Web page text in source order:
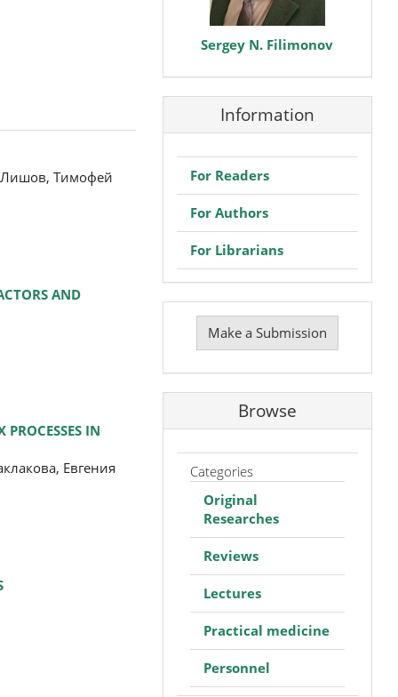
Лишов, Тимофей
AND
IN
Евгения
Sergey N. Filimonov
Information
For Readers
For Authors
For Librarians
Make
Submission
Make a Submission
Browse
Categories
Original
Researches
Reviews
Lectures
Practical medicine
Personnel